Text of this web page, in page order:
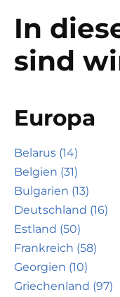
In
sind
Europa
Belarus (14)
Belgien (31)
Bulgarien (13)
Deutschland (16)
Estland (50)
Frankreich (58)
Georgien (10)
Griechenland (97)